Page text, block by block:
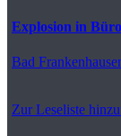
Explosion in
Bad
Zur Leseliste